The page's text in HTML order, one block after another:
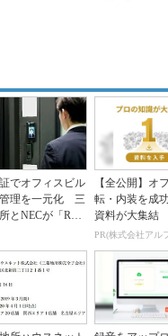
でオフィスビル
理を一元化 三
とNECが「Reco
【全公開】オ
転・内装を成
資料が大集結